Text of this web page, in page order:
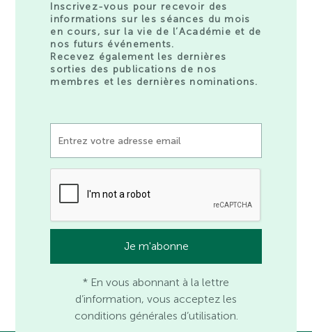
Inscrivez-vous pour recevoir des
informations sur les séances du mois
en cours, sur la vie de l’Académie et de
nos futurs événements.
Recevez également les dernières
sorties des publications de nos
membres et les dernières nominations.
* En vous abonnant à la lettre
d’information, vous acceptez les
conditions générales d’utilisation.